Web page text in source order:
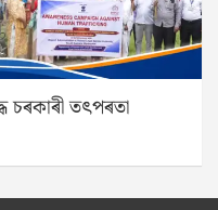
চৰকাৰী তৎপৰতা